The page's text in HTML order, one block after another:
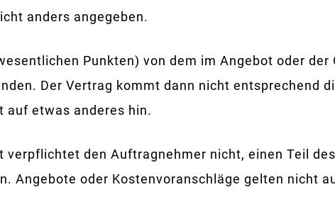
anders angegeben.
Punkten) von dem im Angebot oder
Der Vertrag kommt dann nicht entsprechend
auf etwas anderes hin.
verpflichtet den Auftragnehmer nicht, einen Teil
Angebote oder Kostenvoranschläge gelten nicht